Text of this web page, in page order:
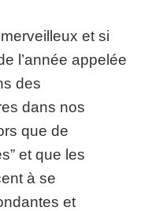
et si
l’année appelée
des
dans nos
que de
et que les
à se
et